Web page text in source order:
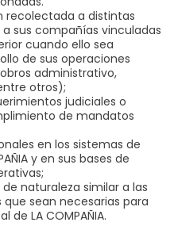
recolectada a distintas
a sus compañías vinculadas
cuando ello sea
de sus operaciones
administrativo,
otros);
judiciales o
de mandatos
en los sistemas de
y en sus bases de
naturaleza similar a las
sean necesarias para
de LA COMPAÑIA.